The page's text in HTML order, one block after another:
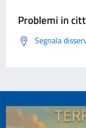
Problemi in
Segnala